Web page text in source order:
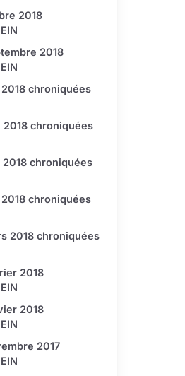
2018
2018
chroniquées
2018 chroniquées
2018 chroniquées
chroniquées
2018 chroniquées
2018
2018
2017